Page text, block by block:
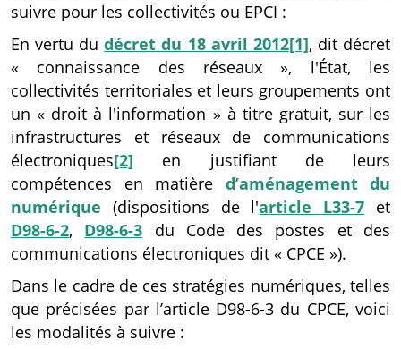
suivre pour les collectivités ou EPCI :
En vertu dudécret du 18 avril 2012[1], dit décret
« connaissance des réseaux », l'État, les
collectivités territoriales et leurs groupements ont
un « droit à l'information » à titre gratuit, sur les
infrastructures et réseaux de communications
électroniques[2] en justifiant de leurs
compétences en matière d’aménagement du
numérique (dispositions de l'article L33-7 et
D98-6-2, D98-6-3 du Code des postes et des
communications électroniques dit « CPCE »).
Dans le cadre de ces stratégies numériques, telles
que précisées par l’article D98-6-3 du CPCE, voici
les modalités à suivre :